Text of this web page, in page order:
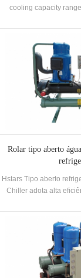
cooling capacity
performing, so
installed, you may
again. Low
Rolar tipo aberto
Hstars Tipo aberto
Chiller adota alta
com excelente